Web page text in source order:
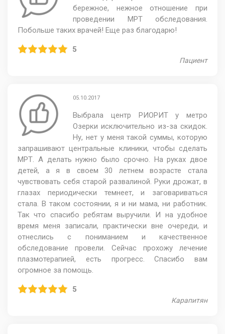
бережное, нежное отношение при
проведении МРТ обследования.
Побольше таких врачей! Еще раз благодарю!
5
Пациент
05.10.2017
Выбрала центр РИОРИТ у метро
Озерки исключительно из-за скидок.
Ну, нет у меня такой суммы, которую
запрашивают центральные клиники, чтобы сделать
МРТ. А делать нужно было срочно. На руках двое
детей, а я в своем 30 летнем возрасте стала
чувствовать себя старой развалиной. Руки дрожат, в
глазах периодически темнеет, и заговариваться
стала. В таком состоянии, я и ни мама, ни работник.
Так что спасибо ребятам выручили. И на удобное
время меня записали, практически вне очереди, и
отнеслись с пониманием и качественное
обследование провели. Сейчас прохожу лечение
плазмотерапией, есть прогресс. Спасибо вам
огромное за помощь.
5
Карапитян